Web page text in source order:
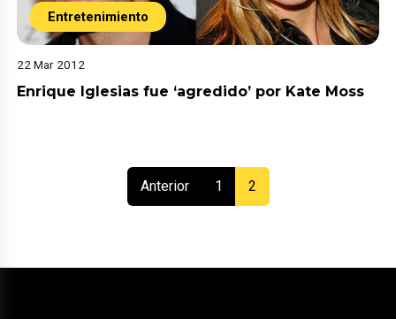
Entretenimiento
22 Mar 2012
Enrique Iglesias fue ‘agredido’ por Kate Moss
Anterior 1 2(current)